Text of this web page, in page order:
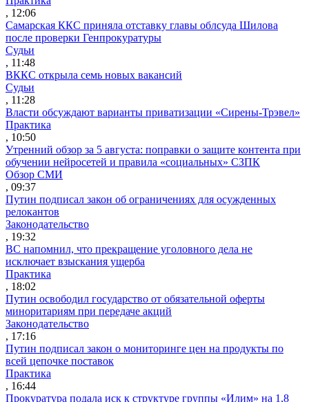
, 12:06
Самарская ККС приняла отставку главы облсуда Шилова
после проверки Генпрокуратуры
Судьи
, 11:48
ВККС открыла семь новых вакансий
Судьи
, 11:28
Власти обсуждают варианты приватизации «Сирены-Трэвел»
Практика
, 10:50
Утренний обзор за 5 августа: поправки о защите контента при
обучении нейросетей и правила «социальных» СЗПК
Обзор СМИ
, 09:37
Путин подписал закон об ограничениях для осужденных
релокантов
Законодательство
, 19:32
ВС напомнил, что прекращение уголовного дела не
исключает взыскания ущерба
Практика
, 18:02
Путин освободил государство от обязательной оферты
миноритариям при передаче акций
Законодательство
, 17:16
Путин подписал закон о мониторинге цен на продукты по
всей цепочке поставок
Практика
, 16:44
Прокуратура подала иск к структуре группы «Илим» на 1,8